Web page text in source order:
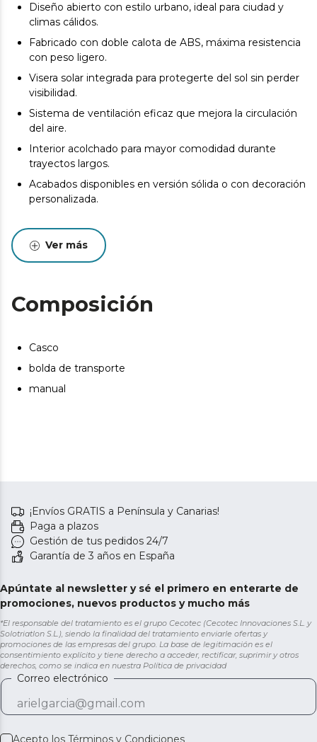
Diseño abierto con estilo urbano, ideal para ciudad y
climas cálidos.
Fabricado con doble calota de ABS, máxima resistencia
con peso ligero.
Visera solar integrada para protegerte del sol sin perder
visibilidad.
Sistema de ventilación eficaz que mejora la circulación
del aire.
Interior acolchado para mayor comodidad durante
trayectos largos.
Acabados disponibles en versión sólida o con decoración
personalizada.
Ver más
Composición
Casco
bolda de transporte
manual
¡Envíos GRATIS a Península y Canarias!
Paga a plazos
Gestión de tus pedidos 24/7
Garantía de 3 años en España
Apúntate al newsletter y sé el primero en enterarte de
promociones, nuevos productos y mucho más
*El responsable del tratamiento es el grupo Cecotec (Cecotec Innovaciones S.L. y
Solotriatlon S.L.), siendo la finalidad del tratamiento enviarle ofertas y
promociones de las empresas del grupo. La base de legitimación es el
consentimiento explícito y tiene derecho a acceder, rectificar, suprimir y otros
derechos, como se indica en nuestra Política de privacidad
Correo electrónico
Acepto los Términos y Condiciones